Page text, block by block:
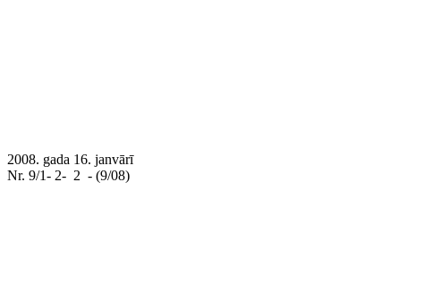
2008. gada 16. janvārī
Nr. 9/1- 2- 2 - (9/08)